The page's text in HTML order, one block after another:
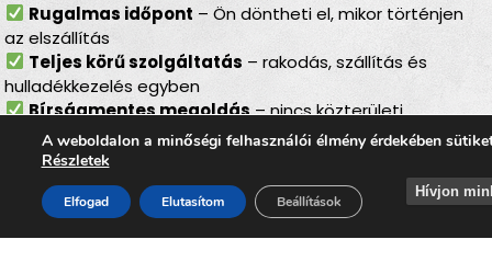
Rugalmas időpont – Ön döntheti el, mikor történjen
az elszállítás
Teljes körű szolgáltatás – rakodás, szállítás és
hulladékkezelés egyben
Bírságmentes megoldás– nincs közterületi
kihelyezés
Környezetbarát feldolgozás
hulladékkezelés
Gyors ügyintézés– szervezett, hatékony lebonyolítás
A weboldalon a minőségi felhasználói élmény érdekében
Részletek
Elfogad Elutasítom Beállítások
Hívjon